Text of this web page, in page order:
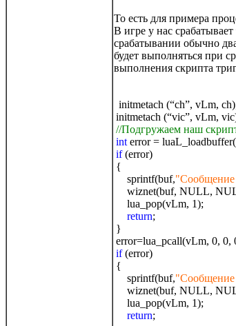
То есть для примера
В игре у нас
срабатывании обычно
будет выполняться при
выполнения скрипта
initmetach (“ch”, vLm,
initmetach (“vic”, vLm,
//Подгружаем наш
int error =
if(error)
{
sprintf(buf,
wiznet(buf, NULL,
lua_pop(vLm, 1);
return;
}
error=lua_pcall(vLm, 0, 0,
if(error)
{
sprintf(buf,
wiznet(buf, NULL,
lua_pop(vLm, 1);
return;